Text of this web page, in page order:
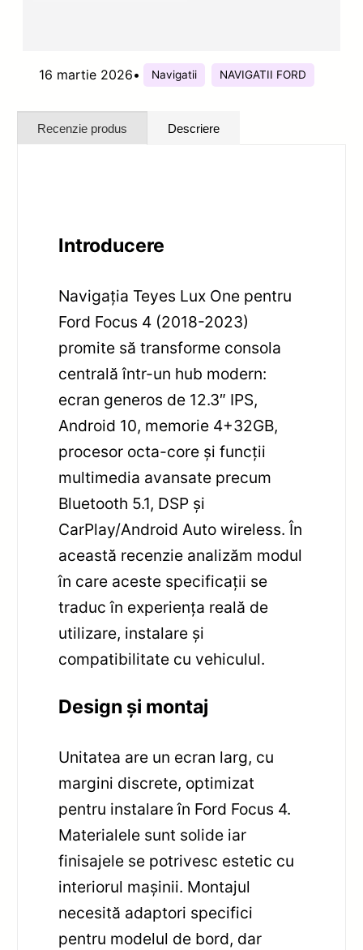
16 martie 2026• Navigatii NAVIGATII FORD
Recenzie produs Descriere
Introducere
Navigația Teyes Lux One pentru
Ford Focus 4 (2018-2023)
promite să transforme consola
centrală într-un hub modern:
ecran generos de 12.3″ IPS,
Android 10, memorie 4+32GB,
procesor octa-core și funcții
multimedia avansate precum
Bluetooth 5.1, DSP și
CarPlay/Android Auto wireless. În
această recenzie analizăm modul
în care aceste specificații se
traduc în experiența reală de
utilizare, instalare și
compatibilitate cu vehiculul.
Design și montaj
Unitatea are un ecran larg, cu
margini discrete, optimizat
pentru instalare în Ford Focus 4.
Materialele sunt solide iar
finisajele se potrivesc estetic cu
interiorul mașinii. Montajul
necesită adaptori specifici
pentru modelul de bord, dar